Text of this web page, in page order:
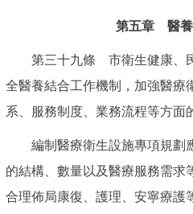
第五章 醫養
第三十九條 市衛生健康、民
全醫養結合工作機制，加強醫療
系、服務制度、業務流程等方面
編制醫療衛生設施專項規劃
的結構、數量以及醫療服務需求
合理佈局康復、護理、安寧療護